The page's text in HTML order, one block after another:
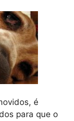
é
para que o